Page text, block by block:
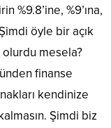
%9.8’ine, %9’ına,
öyle bir açık
mesela?
finanse
kendinize
Şimdi biz